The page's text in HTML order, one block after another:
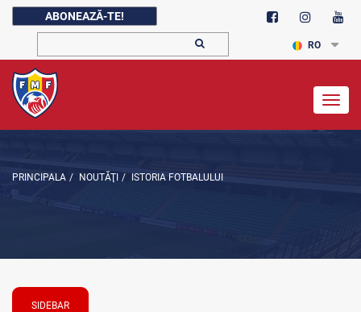
ABONEAZĂ-TE!
RO
PRINCIPALA / NOUTĂŢI / ISTORIA FOTBALULUI
SIDEBAR